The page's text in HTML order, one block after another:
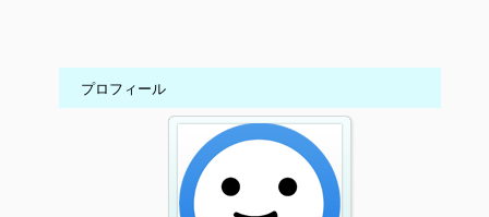
プロフィール